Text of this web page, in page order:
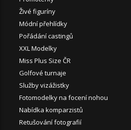
Živé figuríny
Módní přehlídky
Pořádání castingů
XXL Modelky
Miss Plus Size ČR
Golfové turnaje
Služby vizážistky
Fotomodelky na focení nohou
Nabídka komparzistů
Retušování fotografií